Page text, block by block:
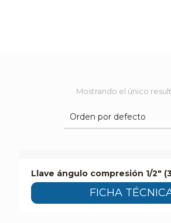
Mostrando el único
Llave ángulo compresión 1/2″
FICHA